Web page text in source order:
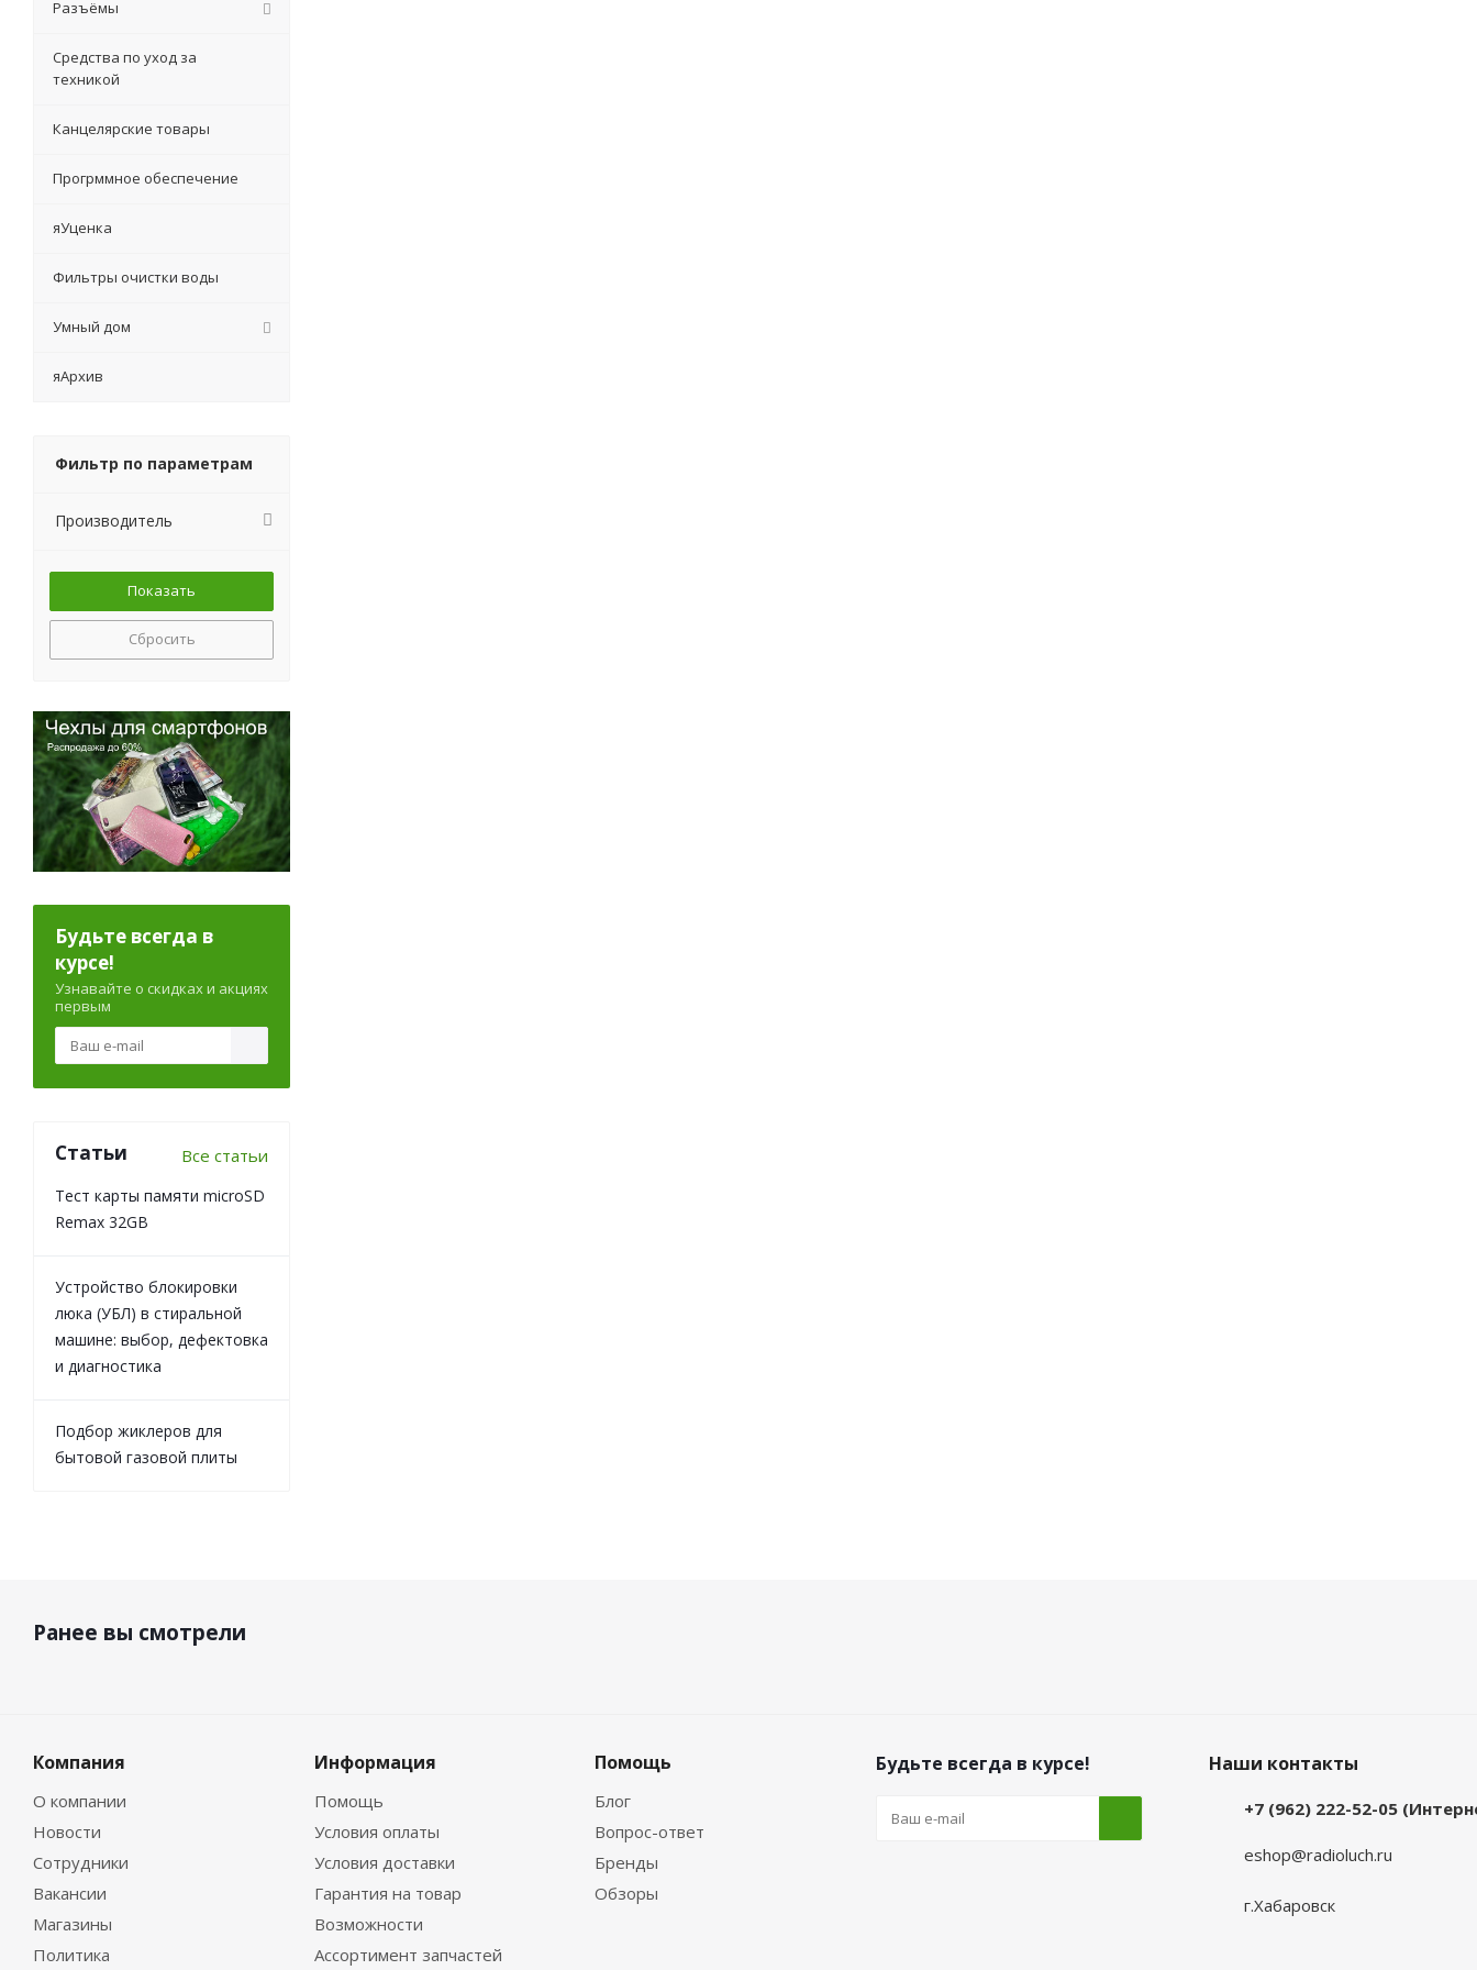
Разъёмы
Средства по уход за
техникой
Канцелярские товары
Прогрммное обеспечение
яУценка
Фильтры очистки воды
Умный дом
яАрхив
Фильтр по параметрам
Производитель
Сбросить
Будьте всегда в
курсе!
Узнавайте о скидках и акциях
первым
Статьи Все статьи
Тест карты памяти microSD
Remax 32GB
Устройство блокировки
люка (УБЛ) в стиральной
машине: выбор, дефектовка
и диагностика
Подбор жиклеров для
бытовой газовой плиты
Ранее вы смотрели
Компания
О компании
Новости
Сотрудники
Вакансии
Магазины
Политика
Информация
Помощь
Условия оплаты
Условия доставки
Гарантия на товар
Возможности
Ассортимент запчастей
Помощь
Блог
Вопрос-ответ
Бренды
Обзоры
Будьте всегда в курсе! Наши контакты
+7 (962) 222-52-05
eshop@radioluch.ru
г.Хабаровск